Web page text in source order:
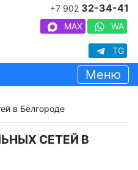
+7 902 32-34-41
MAX WA
TG
Меню
в Белгороде
СЕТЕЙ В